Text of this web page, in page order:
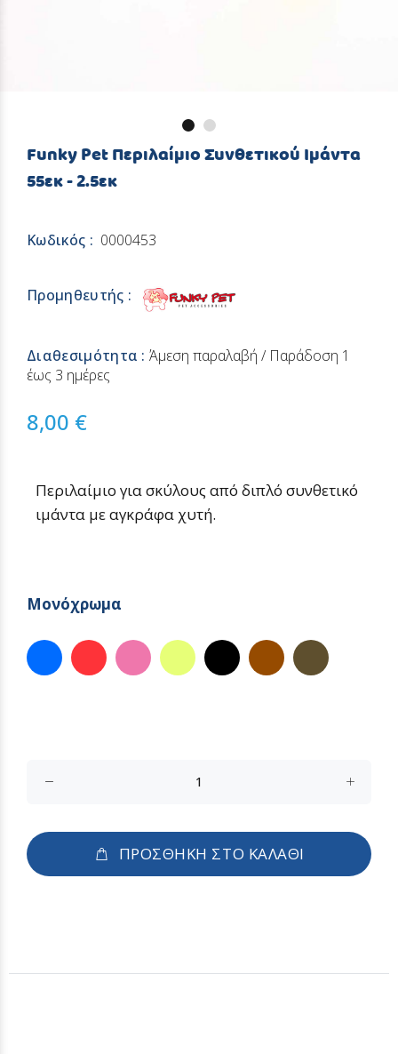
Funky Pet Περιλαίμιο Συνθετικού Ιμάντα
55εκ - 2.5εκ
Κωδικός : 0000453
Προμηθευτής :
Διαθεσιμότητα :Άμεση παραλαβή / Παράδoση 1
έως 3 ημέρες
8,00 €
Περιλαίμιο για σκύλους από διπλό συνθετικό
ιμάντα με αγκράφα χυτή.
Μονόχρωμα
ΠΡΟΣΘΗΚΗ ΣΤΟ ΚΑΛΑΘΙ